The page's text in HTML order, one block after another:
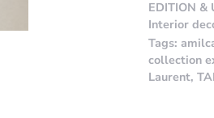
EDITION &
Interior
Tags:
collection
Laurent,